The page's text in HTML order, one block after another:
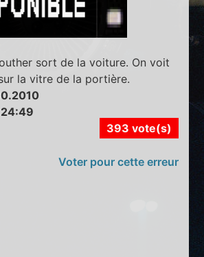
sort de la voiture. On voit
la vitre de la portière.
393 vote(s)
Voter pour cette erreur